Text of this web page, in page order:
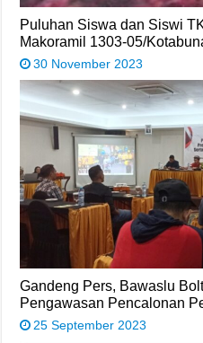
Puluhan Siswa dan Siswi
Makoramil 1303-05/
30 November 2023
Gandeng Pers, Bawaslu
Pengawasan Pencalonan
25 September 2023